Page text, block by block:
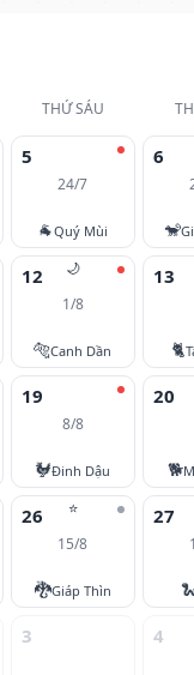
THỨ SÁU
5
24/7
🐐Quý Mùi
6
🐒
🌙
12
1/8
🐅Canh Dần
13
🐈
19
8/8
🐓Đinh Dậu
20
🐕
⭐
26
15/8
🐉Giáp Thìn
27
3 4